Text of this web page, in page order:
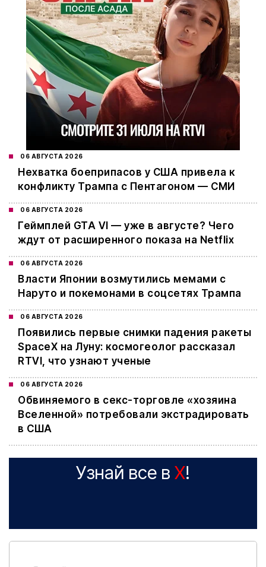
06 АВГУСТА 2026
Нехватка боеприпасов у США привела к
конфликту Трампа с Пентагоном — СМИ
06 АВГУСТА 2026
Геймплей GTA VI — уже в августе? Чего
ждут от расширенного показа на Netflix
06 АВГУСТА 2026
Власти Японии возмутились мемами с
Наруто и покемонами в соцсетях Трампа
06 АВГУСТА 2026
Появились первые снимки падения ракеты
SpaceX на Луну: космогеолог рассказал
RTVI, что узнают ученые
06 АВГУСТА 2026
Обвиняемого в секс-торговле «хозяина
Вселенной» потребовали экстрадировать
в США
Узнай все в X!